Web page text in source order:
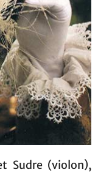
Sudre (violon),